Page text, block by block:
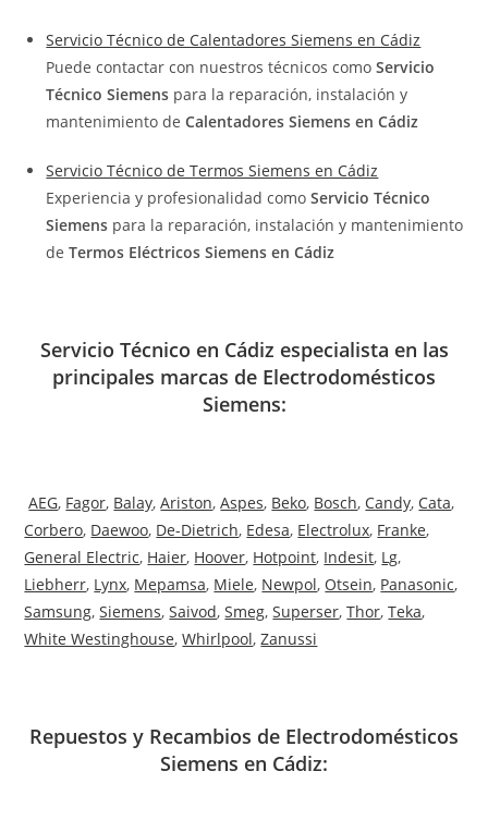
Servicio Técnico de Calentadores Siemens en Cádiz
Puede contactar con nuestros técnicos comoServicio
Técnico Siemens para la reparación, instalación y
mantenimiento deCalentadores Siemens en Cádiz
Servicio Técnico de Termos Siemens en Cádiz
Experiencia y profesionalidad comoServicio Técnico
Siemens para la reparación, instalación y mantenimiento
deTermos Eléctricos Siemens en Cádiz
Servicio Técnico en Cádiz especialista en las
principales marcas de Electrodomésticos
Siemens:
AEG, Fagor, Balay,Ariston,Aspes, Beko, Bosch, Candy, Cata,
Corbero, Daewoo, De-Dietrich, Edesa, Electrolux, Franke,
General Electric, Haier, Hoover, Hotpoint, Indesit, Lg,
Liebherr, Lynx, Mepamsa, Miele, Newpol, Otsein, Panasonic,
Samsung,Siemens,Saivod,Smeg,Superser,Thor,Teka,
White Westinghouse,Whirlpool,Zanussi
Repuestos y Recambios de Electrodomésticos
Siemens en Cádiz: